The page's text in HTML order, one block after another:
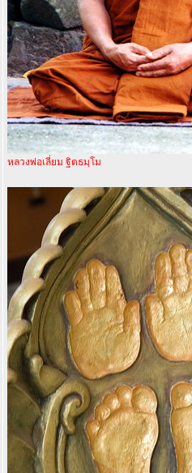
หลวงพ่อเลี่ยม ฐิตธมฺโม